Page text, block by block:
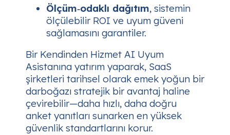
Ölçüm‑odaklı dağıtım, sistemin
ölçülebilir ROI ve uyum güveni
sağlamasını garantiler.
Bir Kendinden Hizmet AI Uyum
Asistanına yatırım yaparak, SaaS
şirketleri tarihsel olarak emek yoğun bir
darboğazı stratejik bir avantaj haline
çevirebilir—daha hızlı, daha doğru
anket yanıtları sunarken en yüksek
güvenlik standartlarını korur.